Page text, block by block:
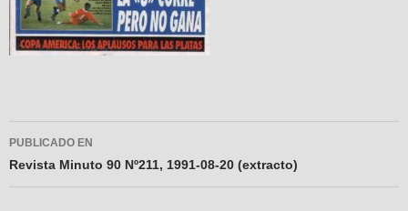
Navegador
de
PUBLICADO EN
Revista Minuto 90 Nº211, 1991-08-20 (extracto)